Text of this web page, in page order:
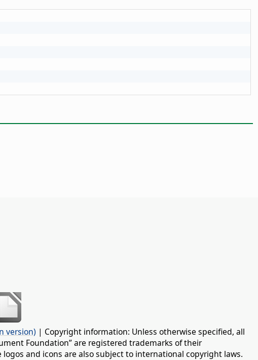
version) | Copyright information: Unless otherwise specified, all
Foundation” are registered trademarks of their
and icons are also subject to international copyright laws.